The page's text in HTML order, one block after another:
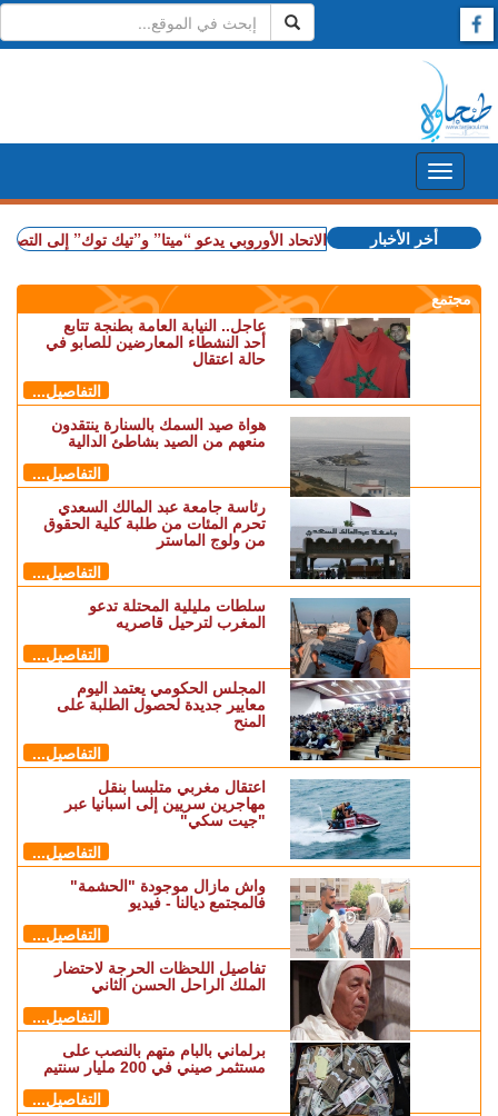
+ بعد أحداث سبتة.. الاتحاد الأوروبي يدعو “ميتا” و”تيك توك” إلى التصدي
أخر الأخبار
مجتمع
عاجل.. النيابة العامة بطنجة تتابع
أحد النشطاء المعارضين للصابو في
حالة اعتقال
التفاصيل...
هواة صيد السمك بالسنارة ينتقدون
منعهم من الصيد بشاطئ الدالية
التفاصيل...
رئاسة جامعة عبد المالك السعدي
تحرم المئات من طلبة كلية الحقوق
من ولوج الماستر
التفاصيل...
سلطات مليلية المحتلة تدعو
المغرب لترحيل قاصريه
التفاصيل...
المجلس الحكومي يعتمد اليوم
معايير جديدة لحصول الطلبة على
المنح
التفاصيل...
اعتقال مغربي متلبسا بنقل
مهاجرين سريين إلى اسبانيا عبر
"جيت سكي"
التفاصيل...
واش مازال موجودة "الحشمة"
فالمجتمع ديالنا - فيديو
التفاصيل...
تفاصيل اللحظات الحرجة لاحتضار
الملك الراحل الحسن الثاني
التفاصيل...
برلماني بالبام متهم بالنصب على
مستثمر صيني في 200 مليار سنتيم
التفاصيل...